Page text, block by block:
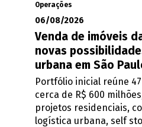
Operações
06/08/2026
Venda de imóveis
novas
urbana em São
Portfólio inicial reúne
cerca de R$ 600
projetos residenciais,
logística urbana, self